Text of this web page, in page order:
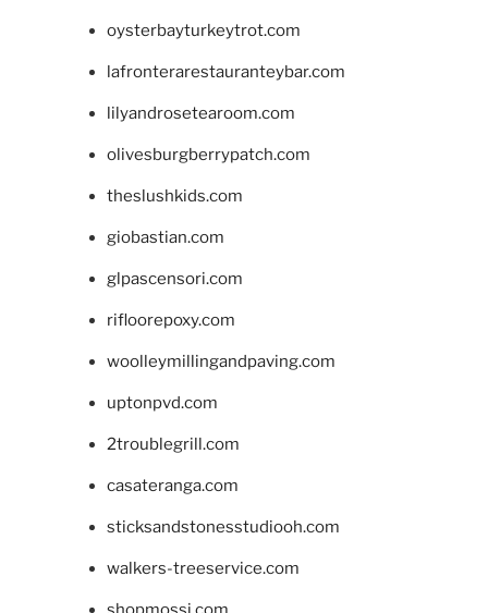
oysterbayturkeytrot.com
lafronterarestauranteybar.com
lilyandrosetearoom.com
olivesburgberrypatch.com
theslushkids.com
giobastian.com
glpascensori.com
rifloorepoxy.com
woolleymillingandpaving.com
uptonpvd.com
2troublegrill.com
casateranga.com
sticksandstonesstudiooh.com
walkers-treeservice.com